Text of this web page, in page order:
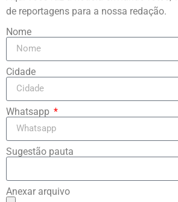
de reportagens para a nossa redação.
Nome
Cidade
Whatsapp
Sugestão pauta
Anexar arquivo